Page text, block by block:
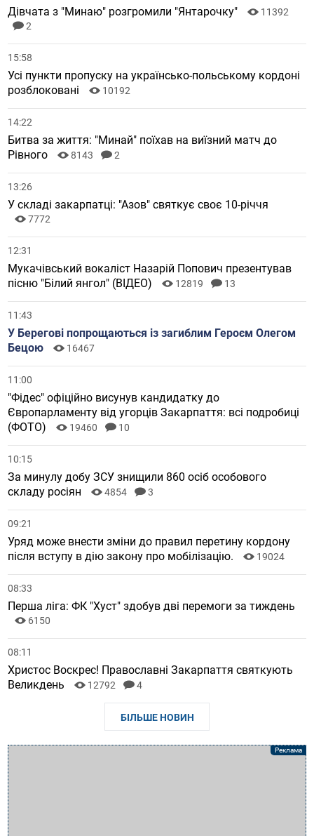
Дівчата з "Минаю" розгромили "Янтарочку"
11392
2
15:58
Усі пункти пропуску на українсько-польському кордоні
розблоковані
10192
14:22
Битва за життя: "Минай" поїхав на виїзний матч до
Рівного
8143 2
13:26
У складі закарпатці: "Азов" святкує своє 10-річчя
7772
12:31
Мукачівський вокаліст Назарій Попович презентував
пісню "Білий янгол" (ВІДЕО)
12819 13
11:43
У Берегові попрощаються із загиблим Героєм Олегом
Бецою
16467
11:00
"Фідес" офіційно висунув кандидатку до
Європарламенту від угорців Закарпаття: всі подробиці
(ФОТО)
19460 10
10:15
За минулу добу ЗСУ знищили 860 осіб особового
складу росіян
4854 3
09:21
Уряд може внести зміни до правил перетину кордону
після вступу в дію закону про мобілізацію.
19024
08:33
Перша ліга: ФК "Хуст" здобув дві перемоги за тиждень
6150
08:11
Христос Воскрес! Православні Закарпаття святкують
Великдень
12792 4
БІЛЬШЕ НОВИН